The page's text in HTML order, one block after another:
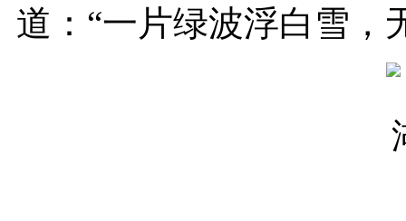
道：“一片绿波浮白雪，